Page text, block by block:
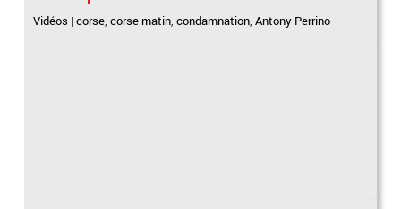
Vidéos |corse,corse matin,condamnation,Antony Perrino